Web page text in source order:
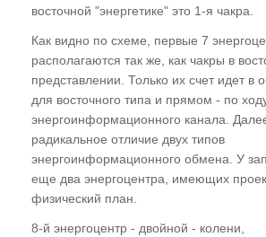
восточной "энергетике" это 1-я чакра.
Как видно по схеме, первые 7
располагаются так же, как чакры в
представлении. Только их счет идет в
для восточного типа и прямом - по
энергоинформационного канала.
радикальное отличие двух типов
энергоинформационного обмена. У
еще два энергоцентра, имеющих
физический план.
8-й энергоцентр - двойной - колени,